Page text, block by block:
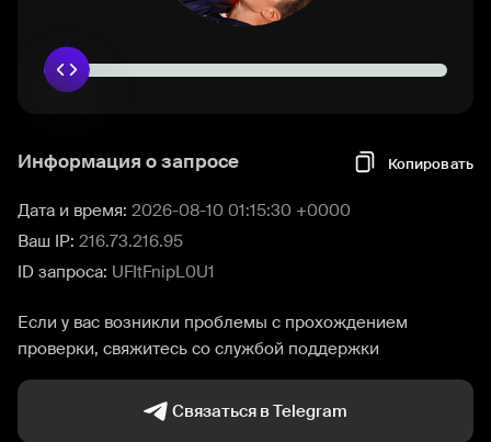
Информация о запросе Копировать
Дата и время: 2026-08-10 01:15:30 +0000
Ваш IP: 216.73.216.95
ID запроса: UFItFnipL0U1
Если у вас возникли проблемы с прохождением
проверки, свяжитесь со службой поддержки
Связаться в Telegram